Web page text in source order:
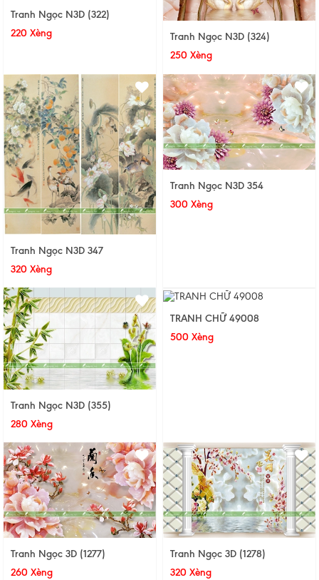
Tranh Ngọc N3D (322)
220 Xèng
Tranh Ngọc N3D (324)
250 Xèng
Tranh Ngọc N3D 347
320 Xèng
Tranh Ngọc N3D 354
300 Xèng
Tranh Ngọc N3D (355)
280 Xèng
TRANH CHỮ 49008
500 Xèng
Tranh Ngọc 3D (1277)
260 Xèng
Tranh Ngọc 3D (1278)
320 Xèng